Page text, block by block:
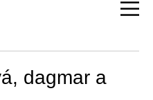
dagmar a